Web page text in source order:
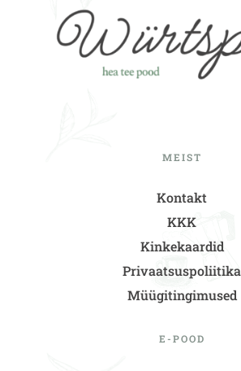
MEIST
Kontakt
KKK
Kinkekaardid
Privaatsuspoliitika
Müügitingimused
E-POOD